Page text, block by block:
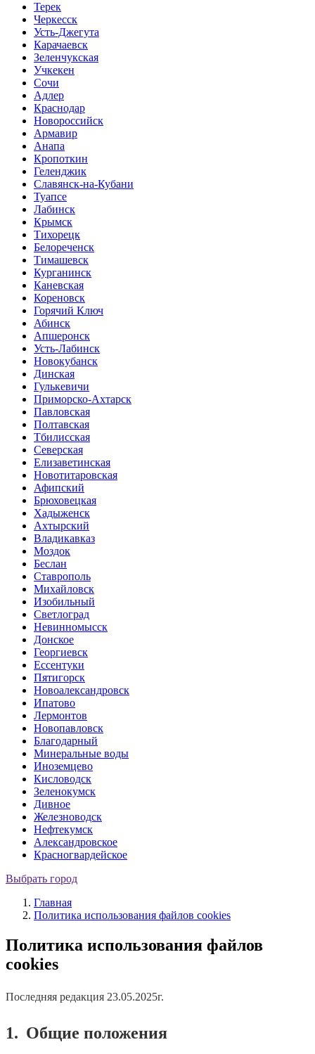
Терек
Черкесск
Усть-Джегута
Карачаевск
Зеленчукская
Учкекен
Сочи
Адлер
Краснодар
Новороссийск
Армавир
Анапа
Кропоткин
Геленджик
Славянск-на-Кубани
Туапсе
Лабинск
Крымск
Тихорецк
Белореченск
Тимашевск
Курганинск
Каневская
Кореновск
Горячий Ключ
Абинск
Апшеронск
Усть-Лабинск
Новокубанск
Динская
Гулькевичи
Приморско-Ахтарск
Павловская
Полтавская
Тбилисская
Северская
Елизаветинская
Новотитаровская
Афипский
Брюховецкая
Хадыженск
Ахтырский
Владикавказ
Моздок
Беслан
Ставрополь
Михайловск
Изобильный
Светлоград
Невинномысск
Донское
Георгиевск
Ессентуки
Пятигорск
Новоалександровск
Ипатово
Лермонтов
Новопавловск
Благодарный
Минеральные воды
Иноземцево
Кисловодск
Зеленокумск
Дивное
Железноводск
Нефтекумск
Александровское
Красногвардейское
Выбрать город
Главная
Политика использования файлов cookies
Политика использования файлов
cookies
Последняя редакция 23.05.2025г.
1. Общие положения